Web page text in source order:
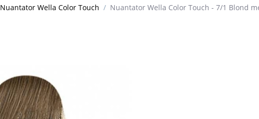
Nuantator Wella Color Touch / Nuantator Wella Color Touch - 7/1 Blond